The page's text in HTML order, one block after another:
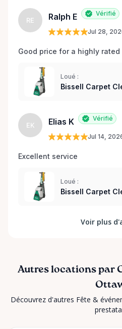
RE Ralph E Vérifié
Jul 28,
Good price for a highly rated
Loué :
Bissell Carpet
EK Elias K Vérifié
Jul 14,
Excellent service
Loué :
Bissell Carpet
Voir plus
Autres locations par
Découvrez d'autres Fête &